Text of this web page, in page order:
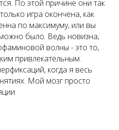
По этой причине они так
игра окончена, как
по максимуму, или вы
было. Ведь новизна,
волны - это то,
привлекательным.
когда я весь
Мой мозг просто